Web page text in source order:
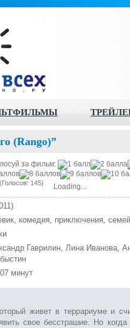
(Rango)”
за фильм:
(Голосов: 145) Loading...
комедия, приключения,
Гаврилин, Лина Иванова,
минут
живет в террариуме и
свое бесстрашие. Но